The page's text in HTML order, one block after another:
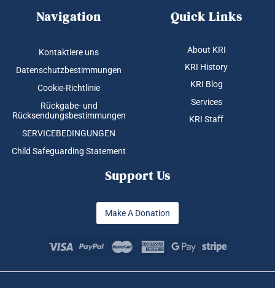
Navigation
Kontaktiere uns
Datenschutzbestimmungen
Cookie-Richtlinie
Rückgabe- und
Rücksendungsbestimmungen
SERVICEBEDINGUNGEN
Child Safeguarding Statement
Quick Links
About KRI
KRI History
KRI Blog
Services
KRI Staff
Support Us
Make A Donation